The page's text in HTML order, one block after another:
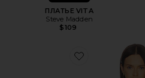
ПЛАТЬЕ VITA
Steve Madden
$109
Favorite ТОП ELINOR